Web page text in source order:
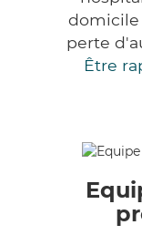
domicile
perte
Être